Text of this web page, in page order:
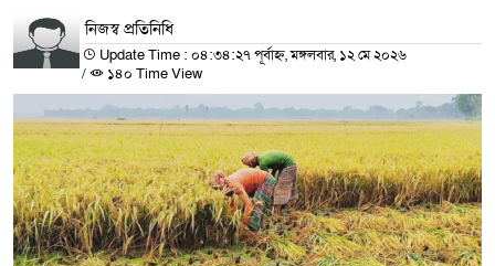
নিজস্ব প্রতিনিধি
Update Time : ০৪:৩৪:২৭ পূর্বাহ্ন, মঙ্গলবার, ১২ মে ২০২৬
/
১৪০ Time View